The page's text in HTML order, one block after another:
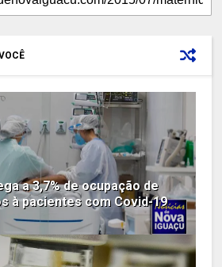
a 3,7% de ocupação de
à pacientes com Covid-19